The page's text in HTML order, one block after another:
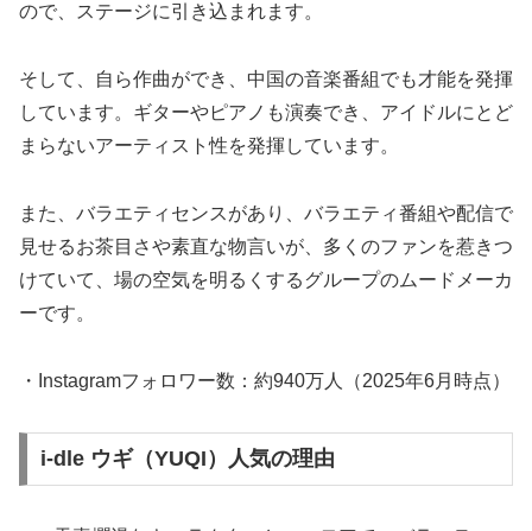
ので、ステージに引き込まれます。
そして、自ら作曲ができ、中国の音楽番組でも才能を発揮
しています。ギターやピアノも演奏でき、アイドルにとど
まらないアーティスト性を発揮しています。
また、バラエティセンスがあり、バラエティ番組や配信で
見せるお茶目さや素直な物言いが、 多くのファンを惹きつ
けていて、場の空気を明るくするグループのムードメーカ
ーです。
・Instagramフォロワー数：約940万人（2025年6月時点）
i-dle ウギ（YUQI）人気の理由